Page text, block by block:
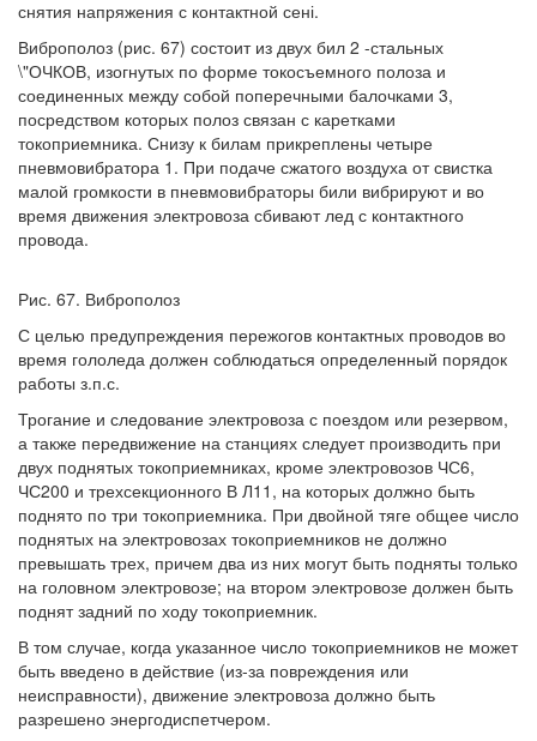
снятия напряжения с контактной сені.
Виброполоз (рис. 67) состоит из двух бил 2 -стальных
\"ОЧКОВ, изогнутых по форме токосъемного полоза и
соединенных между собой поперечными балочками 3,
посредством которых полоз связан с каретками
токоприемника. Снизу к билам прикреплены четыре
пневмовибратора 1. При подаче сжатого воздуха от свистка
малой громкости в пневмовибраторы били вибрируют и во
время движения электровоза сбивают лед с контактного
провода.
Рис. 67. Виброполоз
С целью предупреждения пережогов контактных проводов во
время гололеда должен соблюдаться определенный порядок
работы з.п.с.
Трогание и следование электровоза с поездом или резервом,
а также передвижение на станциях следует производить при
двух поднятых токоприемниках, кроме электровозов ЧС6,
ЧС200 и трехсекционного В Л11, на которых должно быть
поднято по три токоприемника. При двойной тяге общее число
поднятых на электровозах токоприемников не должно
превышать трех, причем два из них могут быть подняты только
на головном электровозе; на втором электровозе должен быть
поднят задний по ходу токоприемник.
В том случае, когда указанное число токоприемников не может
быть введено в действие (из-за повреждения или
неисправности), движение электровоза должно быть
разрешено энергодиспетчером.